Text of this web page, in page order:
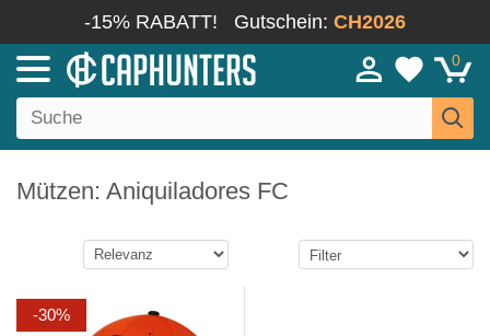
-15% RABATT! Gutschein: CH2026
0
Mützen: Aniquiladores FC
-30%